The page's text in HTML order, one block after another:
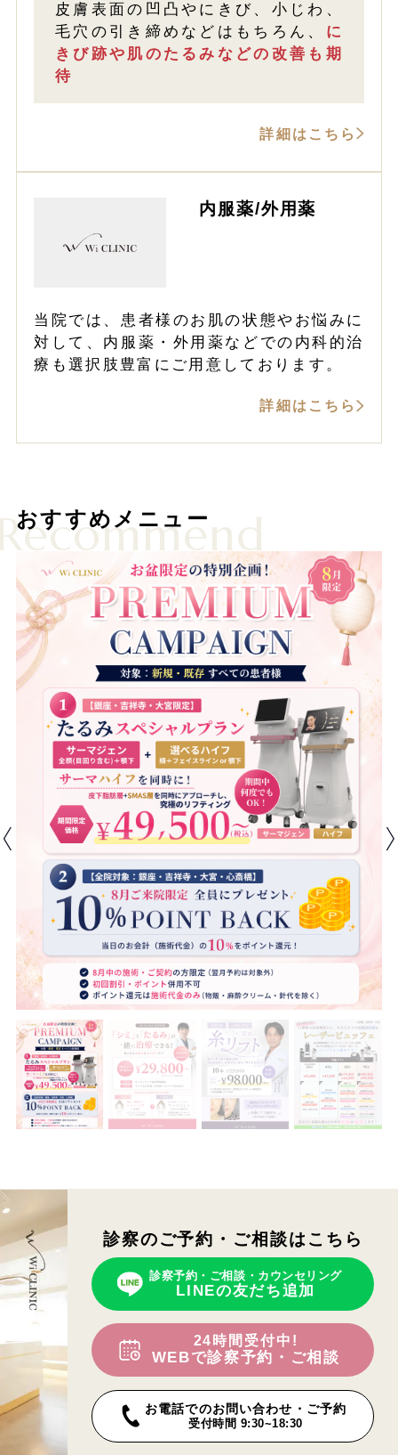
皮膚表面の凹凸やにきび、小じわ、
毛穴の引き締めなどはもちろん、 に
きび跡や肌のたるみなどの改善も期
待
詳細はこちら
内服薬/外用薬
当院では、患者様のお肌の状態やお悩みに
対して、内服薬・外用薬などでの内科的治
療も選択肢豊富にご用意しております。
詳細はこちら
おすすめメニュー
診察のご予約・ご相談はこちら
診察予約・ご相談・カウンセリング
LINEの友だち追加
24時間受付中!
WEBで診察予約・ご相談
お電話でのお問い合わせ・ご予約
受付時間 9:30~18:30